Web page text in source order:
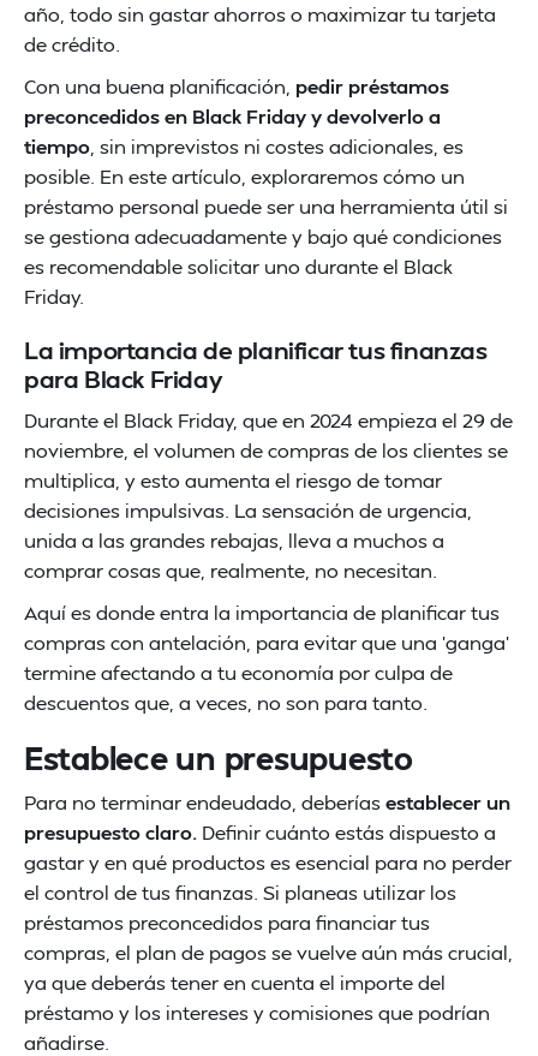
año, todo sin gastar ahorros o maximizar tu tarjeta
de crédito.
Con una buena planificación, pedir préstamos
preconcedidos en Black Friday y devolverlo a
tiempo , sin imprevistos ni costes adicionales, es
posible. En este artículo, exploraremos cómo un
préstamo personal puede ser una herramienta útil si
se gestiona adecuadamente y bajo qué condiciones
es recomendable solicitar uno durante el Black
Friday.
La importancia de planificar tus finanzas
para Black Friday
Durante el Black Friday, que en 2024 empieza el 29 de
noviembre, el volumen de compras de los clientes se
multiplica, y esto aumenta el riesgo de tomar
decisiones impulsivas. La sensación de urgencia,
unida a las grandes rebajas, lleva a muchos a
comprar cosas que, realmente, no necesitan.
Aquí es donde entra la importancia de planificar tus
compras con antelación, para evitar que una 'ganga'
termine afectando a tu economía por culpa de
descuentos que, a veces, no son para tanto.
Establece un presupuesto
Para no terminar endeudado, deberíasestablecer un
presupuesto claro. Definir cuánto estás dispuesto a
gastar y en qué productos es esencial para no perder
el control de tus finanzas. Si planeas utilizar los
préstamos preconcedidos para financiar tus
compras, el plan de pagos se vuelve aún más crucial,
ya que deberás tener en cuenta el importe del
préstamo y los intereses y comisiones que podrían
añadirse.